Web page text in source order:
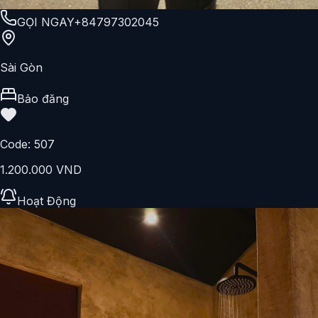
GỌI NGAY+84797302045
Sài Gòn
Bảo đăng
Code: 507
1.200.000 VND
Hoạt Động